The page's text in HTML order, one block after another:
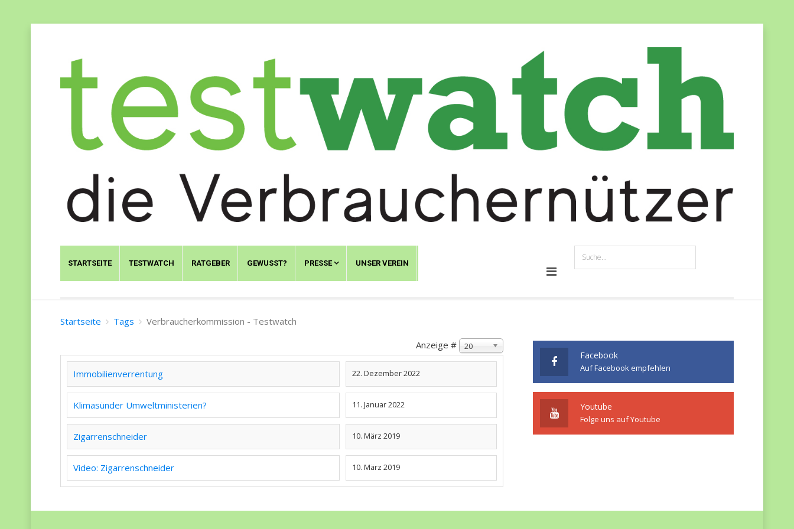
STARTSEITE TESTWATCH RATGEBER GEWUSST? PRESSE UNSER VEREIN
Startseite Tags
Verbraucherkommission - Testwatch
Anzeige #
20
Immobilienverrentung 22. Dezember 2022
Klimasünder Umweltministerien? 11. Januar 2022
Zigarrenschneider 10. März 2019
Video: Zigarrenschneider 10. März 2019
Facebook
Auf Facebook empfehlen
Youtube
Folge uns auf Youtube